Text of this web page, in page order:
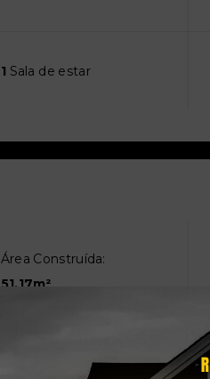
1 Sala de estar
Área Construída:
51,17m²